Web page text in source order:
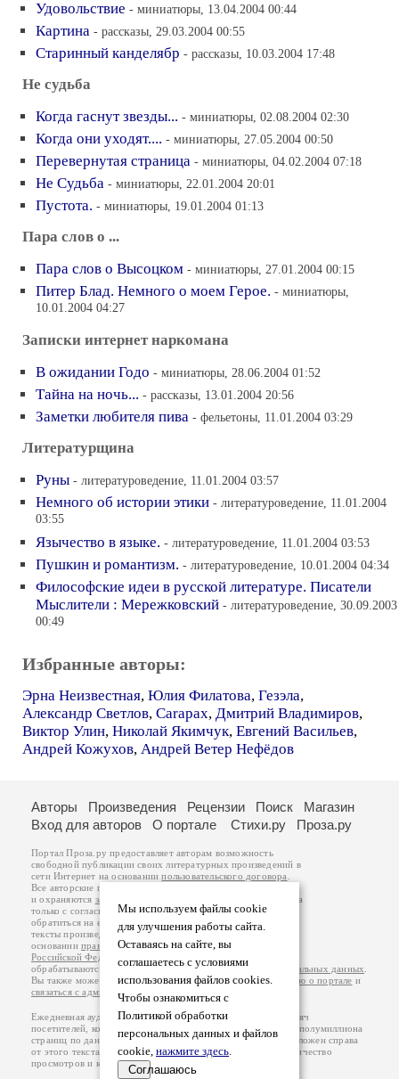
Удовольствие - миниатюры, 13.04.2004 00:44
Картина - рассказы, 29.03.2004 00:55
Старинный канделябр - рассказы, 10.03.2004 17:48
Не судьба
Когда гаснут звезды... - миниатюры, 02.08.2004 02:30
Когда они уходят.... - миниатюры, 27.05.2004 00:50
Перевернутая страница - миниатюры, 04.02.2004 07:18
Не Судьба - миниатюры, 22.01.2004 20:01
Пустота. - миниатюры, 19.01.2004 01:13
Пара слов о ...
Пара слов о Высоцком - миниатюры, 27.01.2004 00:15
Питер Блад. Немного о моем Герое. - миниатюры,
10.01.2004 04:27
Записки интернет наркомана
В ожидании Годо - миниатюры, 28.06.2004 01:52
Тайна на ночь... - рассказы, 13.01.2004 20:56
Заметки любителя пива - фельетоны, 11.01.2004 03:29
Литературщина
Руны - литературоведение, 11.01.2004 03:57
Немного об истории этики - литературоведение, 11.01.2004
03:55
Язычество в языке. - литературоведение, 11.01.2004 03:53
Пушкин и романтизм. - литературоведение, 10.01.2004 04:34
Философские идеи в русской литературе. Писатели
Мыслители : Мережковский - литературоведение, 30.09.2003
00:49
Избранные авторы:
Эрна Неизвестная, Юлия Филатова, Гезэла,
Александр Светлов, Carapax, Дмитрий Владимиров,
Виктор Улин, Николай Якимчук, Евгений Васильев,
Андрей Кожухов, Андрей Ветер Нефёдов
Мы используем файлы cookie
для улучшения работы сайта.
Оставаясь на сайте, вы
соглашаетесь с условиями
использования файлов cookies.
Чтобы ознакомиться с
Политикой обработки
персональных данных и файлов
cookie, нажмите здесь.
Соглашаюсь
Авторы Произведения Рецензии Поиск
Магазин
Вход для авторов
О портале Стихи.ру Проза.ру
Портал Проза.ру предоставляет авторам возможность
свободной публикации своих литературных произведений в
сети Интернет на основаниипользовательского договора
Все авторские права на произведения принадлежат авторам
и охраняются законом
. Перепечатка произведений возможна
только с согласия его автора, к которому вы можете
обратиться на его авторской странице. Ответственность за
тексты произведений авторы несут самостоятельно на
основанииправил публикацииизаконодательства
Российской Федерации
обрабатываются на основанииПолитики обработки персональных данных
Вы также можете посмотреть более подробнуюинформацию о портале и
связаться с администрацией
Ежедневная аудитория портала Проза.ру – порядка 100 тысяч
посетителей, которые в общей сумме просматривают более полумиллиона
страниц по данным счетчика посещаемости, который расположен справа
от этого текста. В каждой графе указано по две цифры: количество
просмотров и количество посетителей.